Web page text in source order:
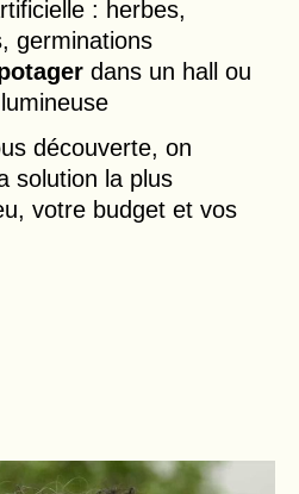
: herbes,
germinations
dans un hall ou
découverte, on
solution la plus
votre budget et vos